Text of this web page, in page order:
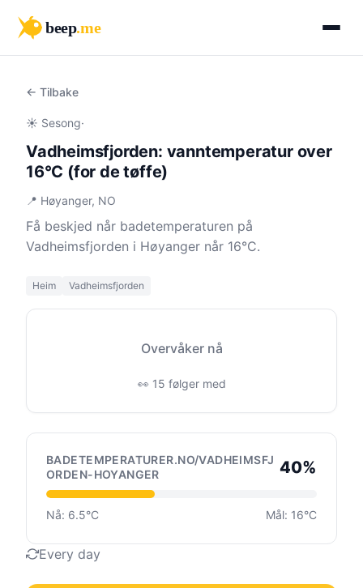
beep.me
← Tilbake
☀️ Sesong·
Vadheimsfjorden: vanntemperatur over
16°C (for de tøffe)
📍 Høyanger, NO
Få beskjed når badetemperaturen på
Vadheimsfjorden i Høyanger når 16°C.
Heim Vadheimsfjorden
Overvåker nå
👀 15 følger med
BADETEMPERATURER.NO/VADHEIMSFJ
ORDEN-HOYANGER
40%
Nå: 6.5°C Mål: 16°C
Every day